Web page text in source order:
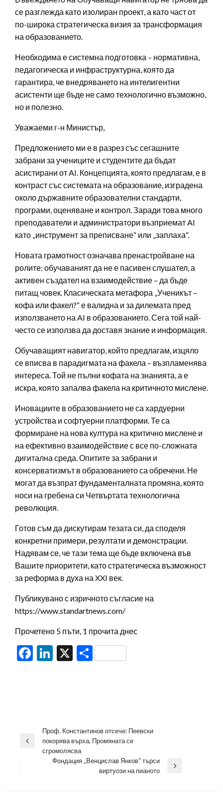
се разглежда като изолиран проект, а като част от
по-широка стратегическа визия за трансформация
на образованието.
Необходима е системна подготовка – нормативна,
педагогическа и инфраструктурна, която да
гарантира, че внедряването на интелигентни
асистенти ще бъде не само технологично възможно,
но и полезно.
Уважаеми г-н Министър,
Предложението ми е в разрез със сегашните
забрани за учениците и студентите да бъдат
асистирани от AI. Концепцията, която предлагам, е в
контраст със системата на образование, изградена
около държавните образователни стандарти,
програми, оценяване и контрол. Заради това много
преподаватели и администратори възприемат AI
като „инструмент за преписване“ или „заплаха“.
Новата грамотност означава пренастройване на
ролите: обучаваният да не е пасивен слушател, а
активен създател на взаимодействие – да бъде
питащ човек. Класическата метафора „Ученикът –
кофа или факел?“ е валидна и за дилемата пред
използването на AI в образованието. Сега той най-
често се използва да доставя знание и информация.
Обучаващият навигатор, който предлагам, изцяло
се вписва в парадигмата на факела – възпламенява
интереса. Той не пълни кофата на знанията, а е
искра, която запалва факела на критичното мислене.
Иновациите в образованието не са хардуерни
устройства и софтуерни платформи. Те са
формиране на нова култура на критично мислене и
на ефективно взаимодействие с все по-сложната
дигитална среда. Опитите за забрани и
консерватизмът в образованието са обречени. Не
могат да възпрат фундаменталната промяна, която
носи на гребена си Четвъртата технологична
революция.
Готов съм да дискутирам тезата си, да споделя
конкретни примери, резултати и демонстрации.
Надявам се, че тази тема ще бъде включена във
Вашите приоритети, като стратегическа възможност
за реформа в духа на XXI век.
Публикувано с изричното съгласие на
https://www.standartnews.com/
Прочетено 5 пъти, 1 прочита днес
Facebook
LinkedIn
X Share
Навигация
Previous
Проф. Константинов отсече: Пеевски
покорява върха, Промяната се
сгромолясва
Фондация „Венцислав Янков“ търси
виртуози на пианото